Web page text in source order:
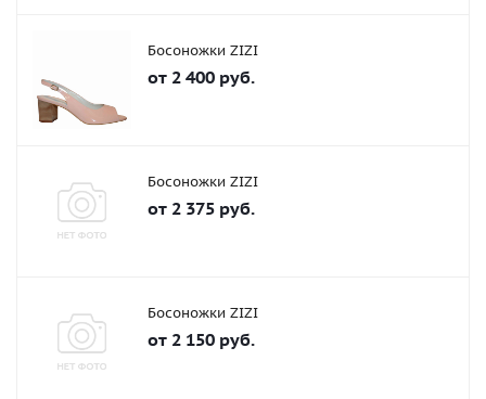
Босоножки ZIZI
от 2 400 руб.
Босоножки ZIZI
от 2 375 руб.
Босоножки ZIZI
от 2 150 руб.